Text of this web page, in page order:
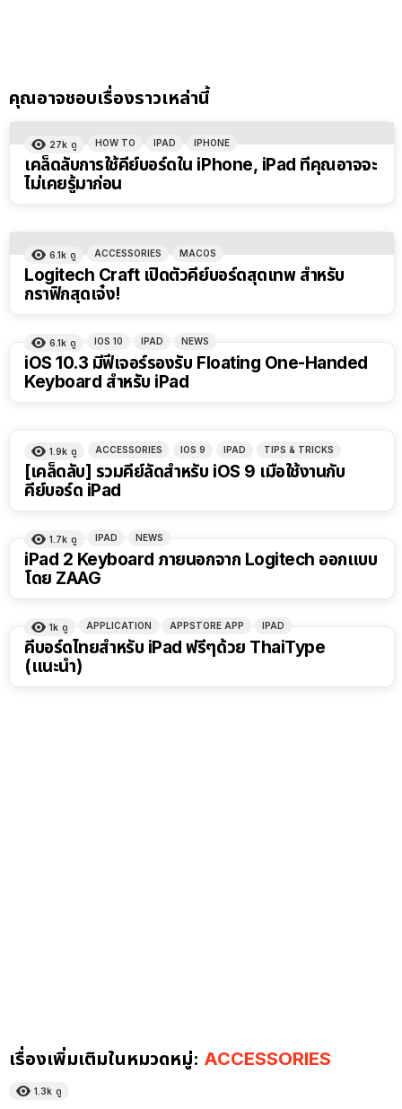
คุณอาจชอบเรื่องราวเหล่านี้
27k ดู HOW TO IPAD IPHONE
เคล็ดลับการใช้คีย์บอร์ดใน iPhone, iPad ที่คุณอาจจะ
ไม่เคยรู้มาก่อน
6.1k ดู ACCESSORIES MACOS
Logitech Craft เปิดตัวคีย์บอร์ดสุดเทพ สำหรับ
กราฟิกสุดเจ๋ง!
6.1k ดู IOS 10 IPAD NEWS
iOS 10.3 มีฟีเจอร์รองรับ Floating One-Handed
Keyboard สำหรับ iPad
1.9k ดู ACCESSORIES IOS 9 IPAD TIPS & TRICKS
[เคล็ดลับ] รวมคีย์ลัดสำหรับ iOS 9 เมื่อใช้งานกับ
คีย์บอร์ด iPad
1.7k ดู IPAD NEWS
iPad 2 Keyboard ภายนอกจาก Logitech ออกแบบ
โดย ZAAG
1k ดู APPLICATION APPSTORE APP IPAD
คีบอร์ดไทยสำหรับ iPad ฟรีๆด้วย ThaiType
(แนะนำ)
เรื่องเพิ่มเติมในหมวดหมู่: ACCESSORIES
1.3k ดู